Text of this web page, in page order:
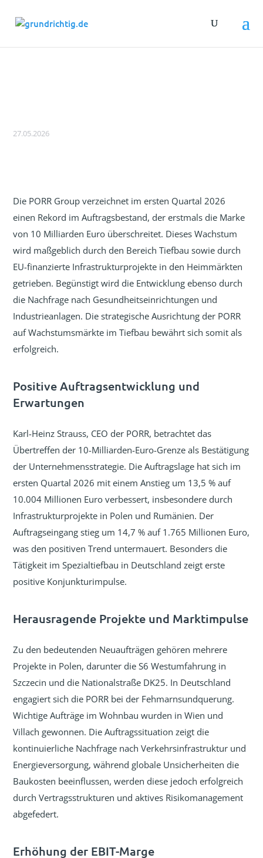
27.05.2026
Die PORR Group verzeichnet im ersten Quartal 2026
einen Rekord im Auftragsbestand, der erstmals die Marke
von 10 Milliarden Euro überschreitet. Dieses Wachstum
wird maßgeblich durch den Bereich Tiefbau sowie durch
EU-finanzierte Infrastrukturprojekte in den Heimmärkten
getrieben. Begünstigt wird die Entwicklung ebenso durch
die Nachfrage nach Gesundheitseinrichtungen und
Industrieanlagen. Die strategische Ausrichtung der PORR
auf Wachstumsmärkte im Tiefbau bewährt sich somit als
erfolgreich.
Positive Auftragsentwicklung und
Erwartungen
Karl-Heinz Strauss, CEO der PORR, betrachtet das
Übertreffen der 10-Milliarden-Euro-Grenze als Bestätigung
der Unternehmensstrategie. Die Auftragslage hat sich im
ersten Quartal 2026 mit einem Anstieg um 13,5 % auf
10.004 Millionen Euro verbessert, insbesondere durch
Infrastrukturprojekte in Polen und Rumänien. Der
Auftragseingang stieg um 14,7 % auf 1.765 Millionen Euro,
was den positiven Trend untermauert. Besonders die
Tätigkeit im Spezialtiefbau in Deutschland zeigt erste
positive Konjunkturimpulse.
Herausragende Projekte und Marktimpulse
Zu den bedeutenden Neuaufträgen gehören mehrere
Projekte in Polen, darunter die S6 Westumfahrung in
Szczecin und die Nationalstraße DK25. In Deutschland
engagiert sich die PORR bei der Fehmarnsundquerung.
Wichtige Aufträge im Wohnbau wurden in Wien und
Villach gewonnen. Die Auftragssituation zeigt die
kontinuierliche Nachfrage nach Verkehrsinfrastruktur und
Energieversorgung, während globale Unsicherheiten die
Baukosten beeinflussen, werden diese jedoch erfolgreich
durch Vertragsstrukturen und aktives Risikomanagement
abgefedert.
Erhöhung der EBIT-Marge